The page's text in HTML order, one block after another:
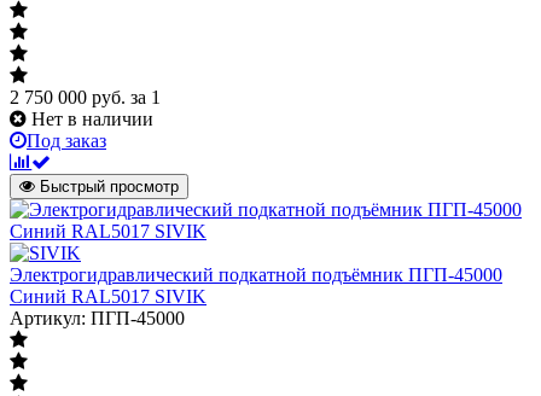
2 750 000 руб. за 1
Нет в наличии
Под заказ
Быстрый просмотр
Электрогидравлический подкатной подъёмник ПГП-45000
Синий RAL5017 SIVIK
Артикул: ПГП-45000